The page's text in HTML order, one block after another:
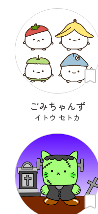
ごみちゃんず
イトウ セトカ